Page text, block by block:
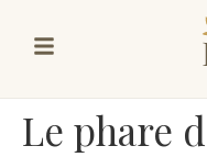
Le phare